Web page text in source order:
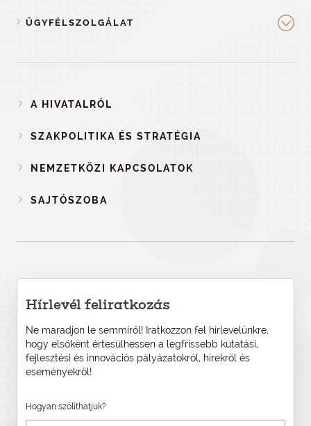
ÜGYFÉLSZOLGÁLAT
A HIVATALRÓL
SZAKPOLITIKA ÉS STRATÉGIA
NEMZETKÖZI KAPCSOLATOK
SAJTÓSZOBA
Hírlevél feliratkozás
Ne maradjon le semmiről! Iratkozzon fel hírlevelünkre,
hogy elsőként értesülhessen a legfrissebb kutatási,
fejlesztési és innovációs pályázatokról, hírekről és
eseményekről!
Hogyan szólíthatjuk?